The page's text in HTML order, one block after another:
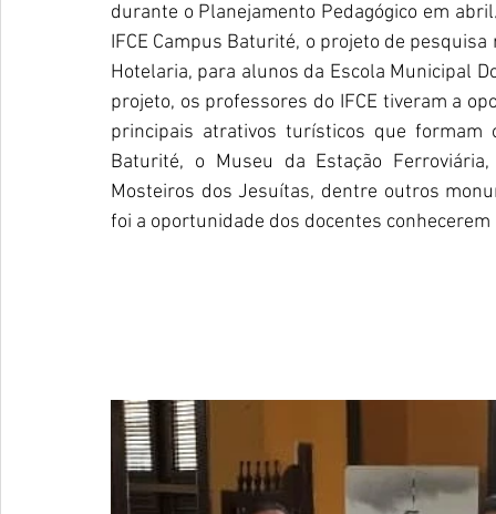
durante o Planejamento Pedagógico em
IFCE Campus Baturité, o projeto de
Hotelaria, para alunos da Escola Municipal
projeto, os professores do IFCE tiveram a
principais atrativos turísticos que
Baturité, o Museu da Estação
Mosteiros dos Jesuítas, dentre outros
foi a oportunidade dos docentes